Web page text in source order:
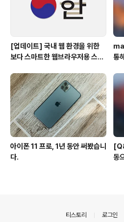
[업데이트] 국내 웹 환경을 위한
보다 스마트한 웹브라우저용 스타
통
아이폰 11 프로, 1년 동안 써봤습니
다.
동
티스토리 로그인